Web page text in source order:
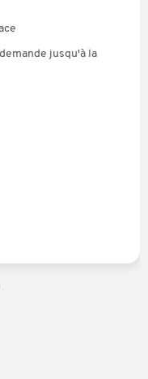
jusqu'à la